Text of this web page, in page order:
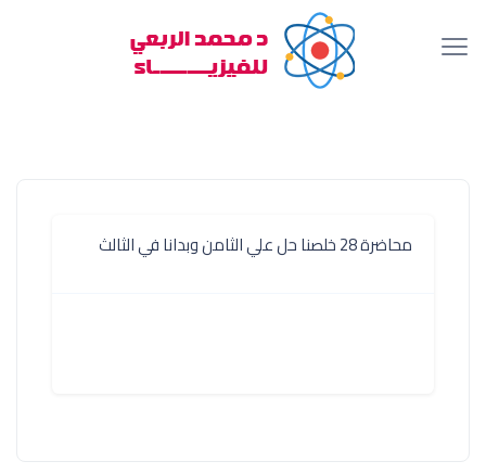
محاضرة 28 خلصنا حل علي الثامن وبدانا في الثالث